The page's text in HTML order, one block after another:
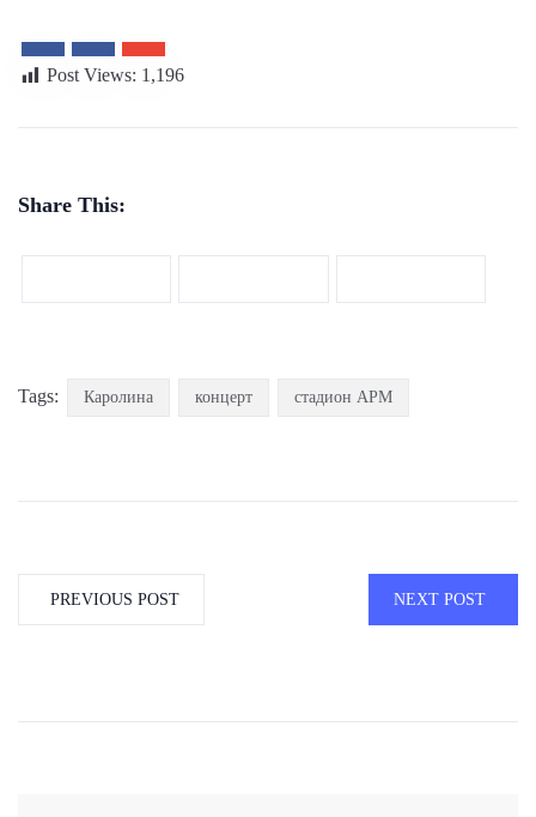
Post Views: 1,196
Share This:
Tags: Каролина концерт стадион АРМ
PREVIOUS POST NEXT POST